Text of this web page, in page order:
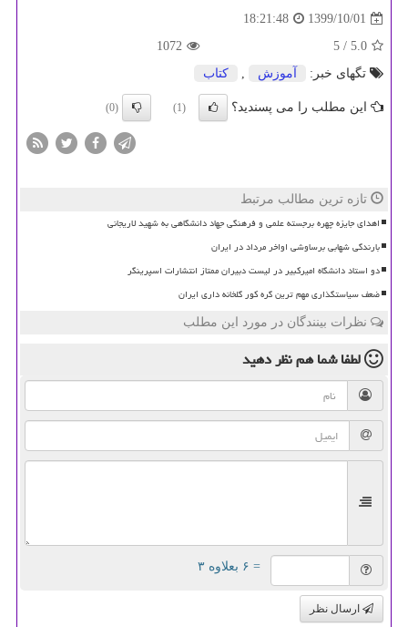
1399/10/01
18:21:48
5.0
/ 5
1072
تگهای خبر:
آموزش , كتاب
این مطلب را می پسندید؟ (1)
(0)
تازه ترین مطالب مرتبط
اهدای جایزه چهره برجسته علمی و فرهنگی جهاد دانشگاهی به شهید لاریجانی
بارندگی شهابی برساوشی اواخر مرداد در ایران
دو استاد دانشگاه امیرکبیر در لیست دبیران ممتاز انتشارات اسپرینگر
ضعف سیاستگذاری مهم ترین گره کور گلخانه داری ایران
نظرات بینندگان در مورد این مطلب
لطفا شما همنظر دهید
= ۶ بعلاوه ۳
ارسال نظر